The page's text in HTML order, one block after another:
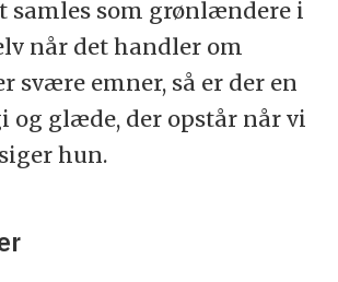
samles som grønlændere i
når det handler om
svære emner, så er der en
og glæde, der opstår når vi
hun.